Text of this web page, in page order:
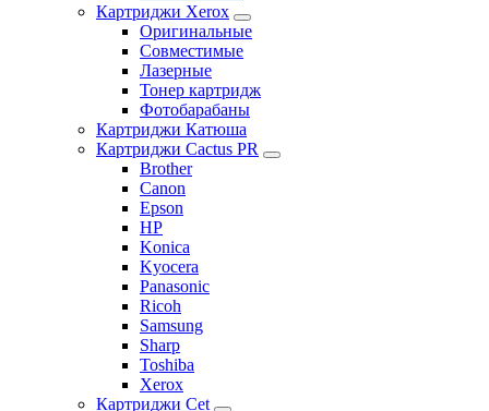
Картриджи Xerox
Оригинальные
Совместимые
Лазерные
Тонер картридж
Фотобарабаны
Картриджи Катюша
Картриджи Cactus PR
Brother
Canon
Epson
HP
Konica
Kyocera
Panasonic
Ricoh
Samsung
Sharp
Toshiba
Xerox
Картриджи Cet